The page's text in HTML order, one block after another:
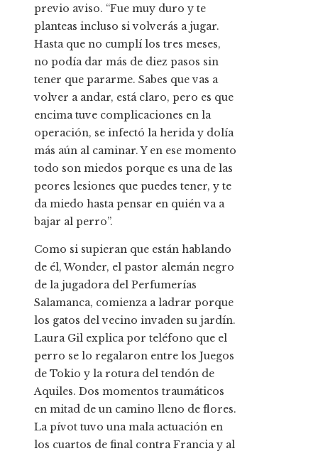
previo aviso. “Fue muy duro y te
planteas incluso si volverás a jugar.
Hasta que no cumplí los tres meses,
no podía dar más de diez pasos sin
tener que pararme. Sabes que vas a
volver a andar, está claro, pero es que
encima tuve complicaciones en la
operación, se infectó la herida y dolía
más aún al caminar. Y en ese momento
todo son miedos porque es una de las
peores lesiones que puedes tener, y te
da miedo hasta pensar en quién va a
bajar al perro”.
Como si supieran que están hablando
de él, Wonder, el pastor alemán negro
de la jugadora del Perfumerías
Salamanca, comienza a ladrar porque
los gatos del vecino invaden su jardín.
Laura Gil explica por teléfono que el
perro se lo regalaron entre los Juegos
de Tokio y la rotura del tendón de
Aquiles. Dos momentos traumáticos
en mitad de un camino lleno de flores.
La pívot tuvo una mala actuación en
los cuartos de final contra Francia y al